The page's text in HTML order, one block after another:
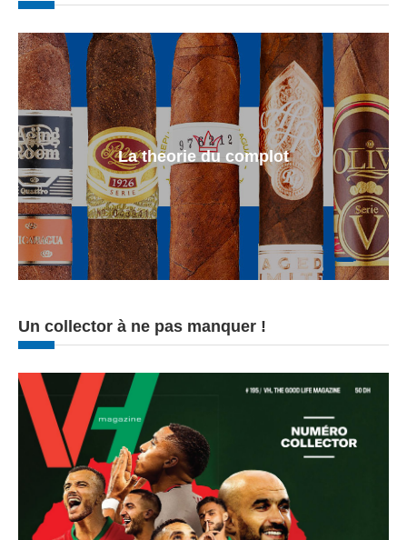
La theorie du complot
Un collector à ne pas manquer !